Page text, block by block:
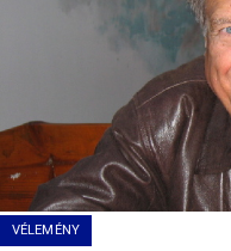
VÉLEMÉNY